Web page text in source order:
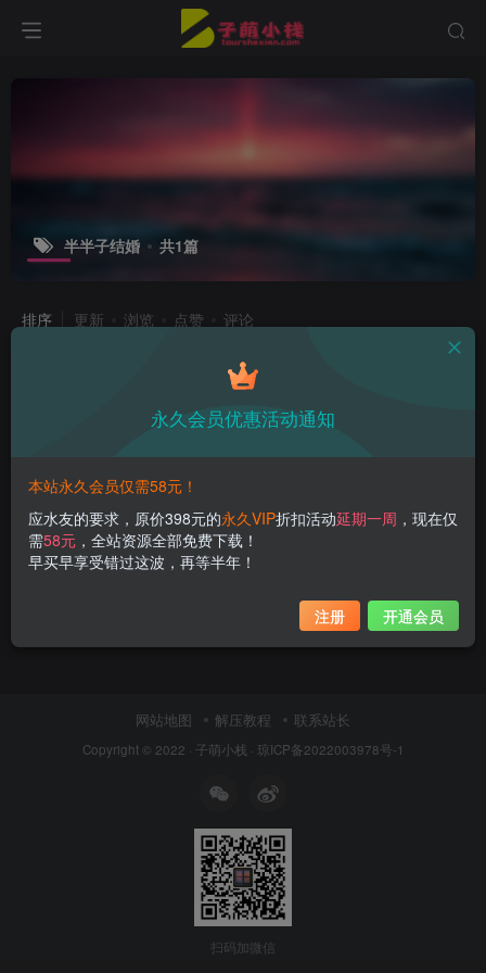
半半子结婚 共1篇
排序 更新 浏览 点赞 评论
半半子纯白大凤婚纱，结婚造型造型亮
子萌在线
网站地图 解压教程 联系站长
Copyright © 2022 · 子萌小栈 · 琼ICP备2022003978号-1
扫码加微信
永久会员优惠活动通知
本站永久会员仅需58元！
应水友的要求，原价398元的永久VIP折扣活动延期一周 ，现在仅
需58元 ，全站资源全部免费下载！
早买早享受错过这波，再等半年！
注册 开通会员